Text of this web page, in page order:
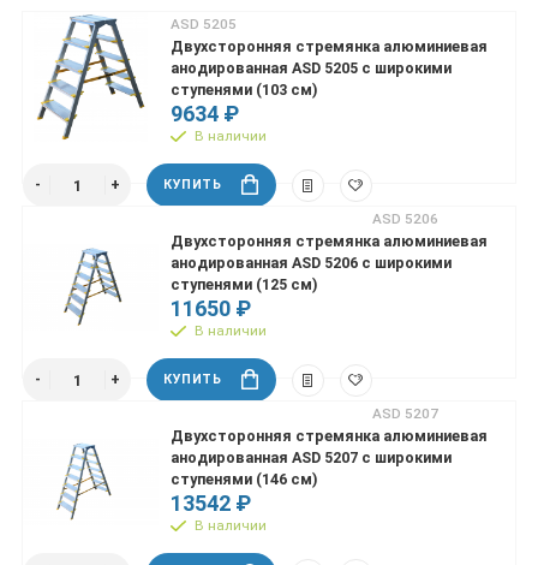
АSD 5205
Двухсторонняя стремянка алюминиевая
анодированная АSD 5205 с широкими
ступенями (103 см)
9634 ₽
В наличии
КУПИТЬ
АSD 5206
Двухсторонняя стремянка алюминиевая
анодированная АSD 5206 с широкими
ступенями (125 см)
11650 ₽
В наличии
КУПИТЬ
АSD 5207
Двухсторонняя стремянка алюминиевая
анодированная АSD 5207 с широкими
ступенями (146 см)
13542 ₽
В наличии